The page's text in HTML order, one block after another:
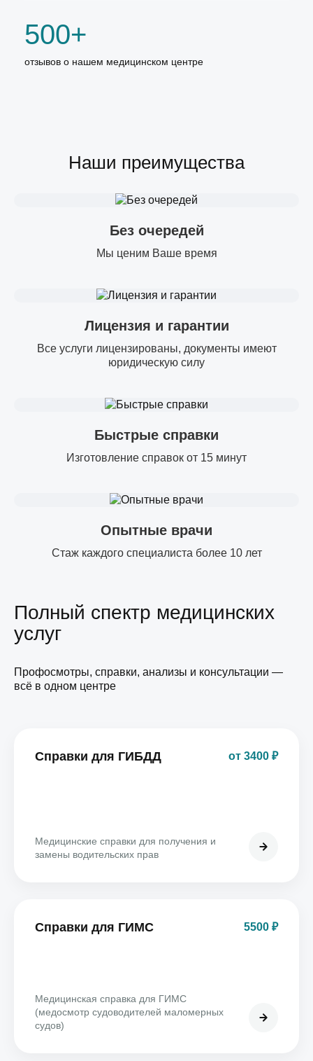
500+
отзывов о нашем медицинском центре
Наши преимущества
Без очередей
Мы ценим Ваше время
Лицензия и гарантии
Все услуги лицензированы, документы имеют
юридическую силу
Быстрые справки
Изготовление справок от 15 минут
Опытные врачи
Стаж каждого специалиста более 10 лет
Полный спектр медицинских
услуг
Профосмотры, справки, анализы и консультации —
всё в одном центре
Справки для ГИБДД от 3400 ₽
Медицинские справки для получения и
замены водительских прав
Справки для ГИМС 5500 ₽
Медицинская справка для ГИМС
(медосмотр судоводителей маломерных
судов)